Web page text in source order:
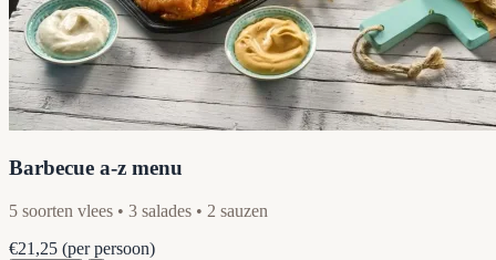
Barbecue a-z menu
5 soorten vlees • 3 salades • 2 sauzen
€21,25 (per persoon)